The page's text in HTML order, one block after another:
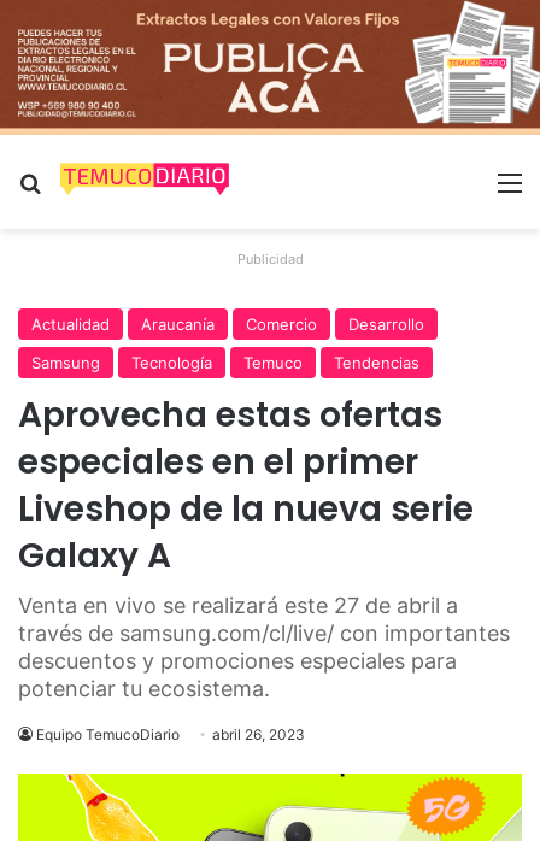
Buscar por
Publicidad
Actualidad Araucanía Comercio
Desarrollo
Samsung
Tecnología Temuco Tendencias
Aprovecha estas ofertas
especiales en el primer
Liveshop de la nueva serie
Galaxy A
Venta en vivo se realizará este 27 de abril a
través de samsung.com/cl/live/ con importantes
descuentos y promociones especiales para
potenciar tu ecosistema.
Equipo TemucoDiario abril 26, 2023